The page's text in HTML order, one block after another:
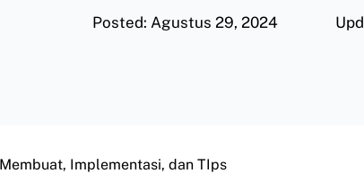
Posted: Agustus 29, 2024
Implementasi, dan TIps